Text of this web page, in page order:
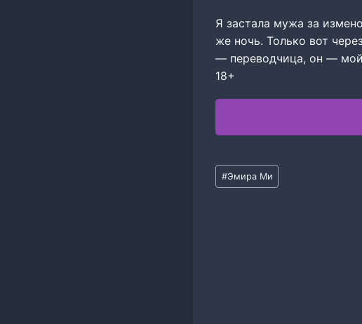
Я застала мужа за
же ночь. Только вот
— переводчица, он —
18+
Метки
записи:
#Эмира Ми